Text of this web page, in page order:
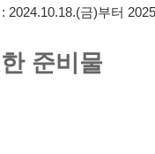
2024.10.18.(금)부터
준비물